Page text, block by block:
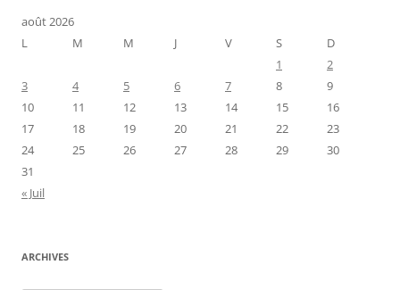
août 2026
L
M M J V S
D
1
2
3
4 5 6 7 8
9
10
11 12 13 14 15
16
17
18 19 20 21 22
23
24
25 26 27 28 29
30
31
« Juil
ARCHIVES